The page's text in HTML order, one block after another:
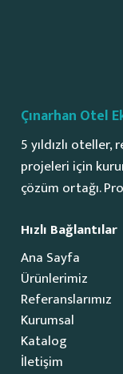
Çınarhan Otel
5 yıldızlı
projeleri için
çözüm ortağı.
Hızlı Bağlantılar
Ana Sayfa
Ürünlerimiz
Referanslarımız
Kurumsal
Katalog
İletişim